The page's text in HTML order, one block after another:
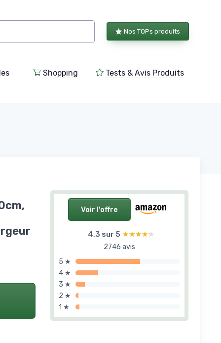
Nos TOPs produits
Shopping Tests & Avis Produits
Voir l'offre
4,3 sur 5 ★★★★★
★★★★★
2746 avis
5 ★
4 ★
3 ★
2 ★
1 ★